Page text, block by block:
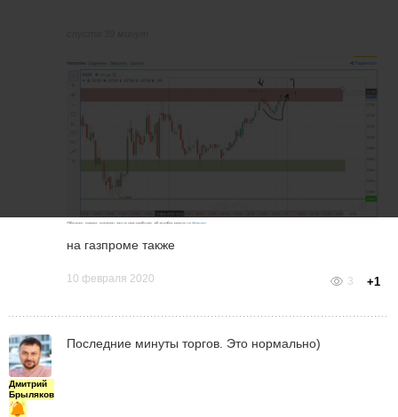
на газпроме также
10 февраля 2020 3 +1
Дмитрий
Брыляков
Последние минуты торгов. Это нормально)